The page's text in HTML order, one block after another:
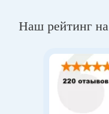
Наш рейтинг на